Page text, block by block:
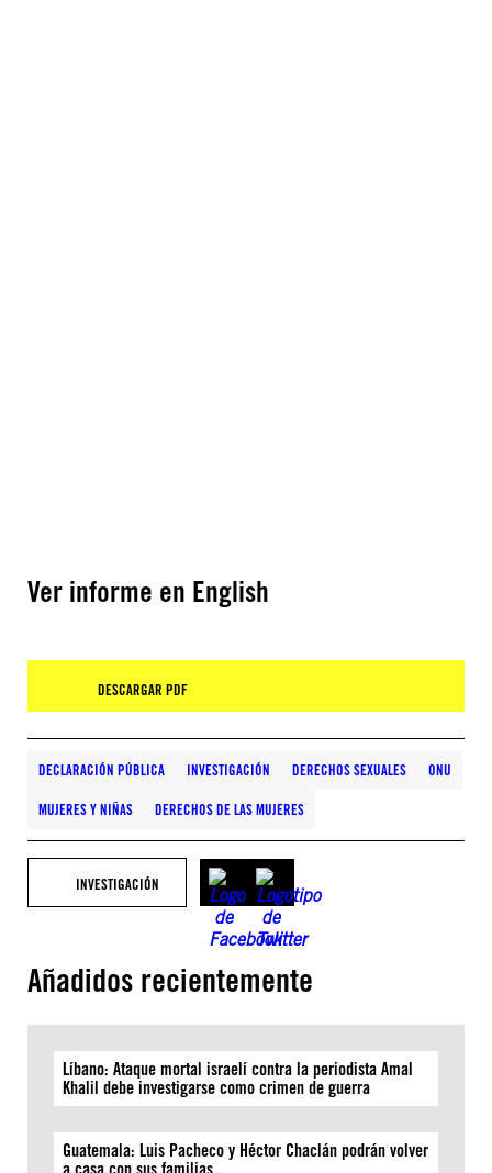
Ver informe en English
DESCARGAR PDF
DECLARACIÓN PÚBLICA INVESTIGACIÓN DERECHOS SEXUALES ONU
MUJERES Y NIÑAS DERECHOS DE LAS MUJERES
INVESTIGACIÓN
Añadidos recientemente
Líbano: Ataque mortal israelí contra la periodista Amal
Khalil debe investigarse como crimen de guerra
Guatemala: Luis Pacheco y Héctor Chaclán podrán volver